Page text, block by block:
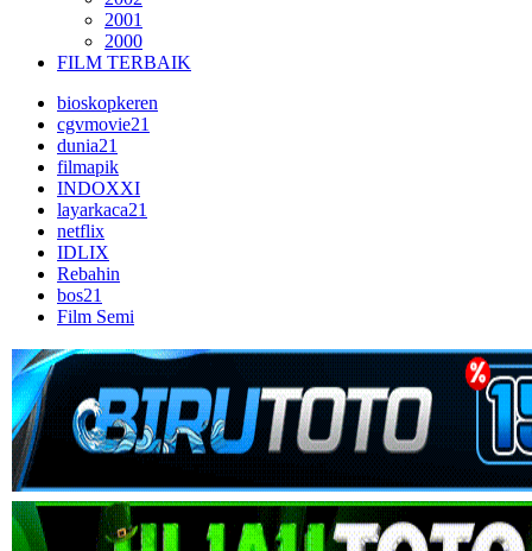
2001
2000
FILM TERBAIK
bioskopkeren
cgvmovie21
dunia21
filmapik
INDOXXI
layarkaca21
netflix
IDLIX
Rebahin
bos21
Film Semi